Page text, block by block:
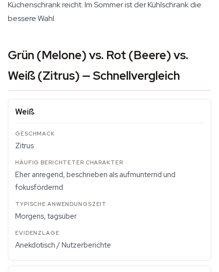
Küchenschrank reicht. Im Sommer ist der Kühlschrank die
bessere Wahl.
Grün (Melone) vs. Rot (Beere) vs.
Weiß (Zitrus) — Schnellvergleich
Weiß
Zitrus
Eher anregend, beschrieben als aufmunternd und
fokusfördernd
Morgens, tagsüber
Anekdotisch / Nutzerberichte